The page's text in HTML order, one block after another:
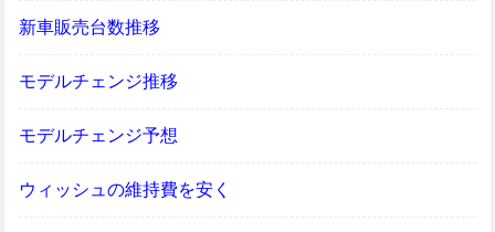
新車販売台数推移
モデルチェンジ推移
モデルチェンジ予想
ウィッシュの維持費を安く